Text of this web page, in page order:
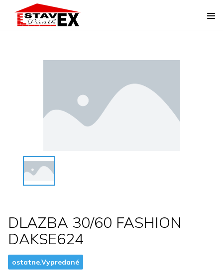
DLAZBA 30/60 FASHION
DAKSE624
ostatne.Vypredané